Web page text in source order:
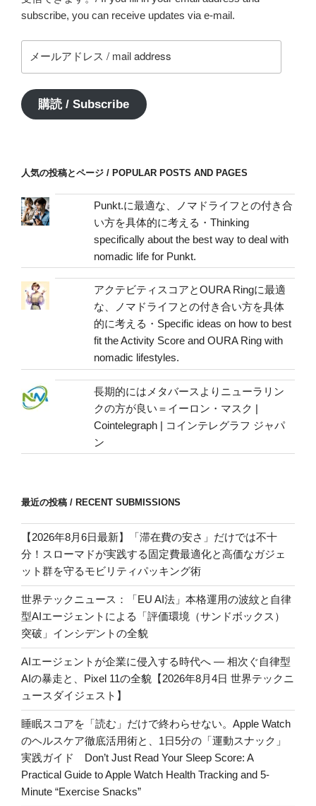
subscribe, you can receive updates via e-mail.
ー
ア
ド
address
購読 / Subscribe
人気の投稿とページ / POPULAR POSTS AND PAGES
Punkt.に最適な、ノマドライフとの付き合
い方を具体的に考える・Thinking
specifically about the best way to deal with
nomadic life for Punkt.
アクテビティスコアとOURA Ringに最適
な、ノマドライフとの付き合い方を具体
的に考える・Specific ideas on how to best
fit the Activity Score and OURA Ring with
nomadic lifestyles.
長期的にはメタバースよりニューラリン
クの方が良い＝イーロン・マスク |
Cointelegraph | コインテレグラフ ジャパ
ン
最近の投稿 / RECENT SUBMISSIONS
【2026年8月6日最新】「滞在費の安さ」だけでは不十
分！スローマドが実践する固定費最適化と高価なガジェ
ット群を守るモビリティパッキング術
世界テックニュース：「EU AI法」本格運用の波紋と自律
型AIエージェントによる「評価環境（サンドボックス）
突破」インシデントの全貌
AIエージェントが企業に侵入する時代へ — 相次ぐ自律型
AIの暴走と、Pixel 11の全貌【2026年8月4日 世界テックニ
ュースダイジェスト】
睡眠スコアを「読む」だけで終わらせない。Apple Watch
のヘルスケア徹底活用術と、1日5分の「運動スナック」
実践ガイド Don’t Just Read Your Sleep Score: A
Practical Guide to Apple Watch Health Tracking and 5-
Minute “Exercise Snacks”